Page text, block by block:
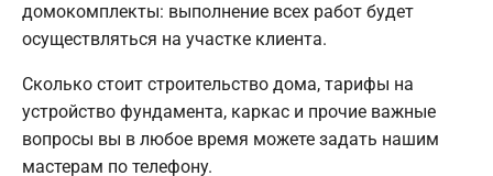
домокомплекты: выполнение всех работ будет
осуществляться на участке клиента.
Сколько стоит строительство дома, тарифы на
устройство фундамента, каркас и прочие важные
вопросы вы в любое время можете задать нашим
мастерам по телефону.